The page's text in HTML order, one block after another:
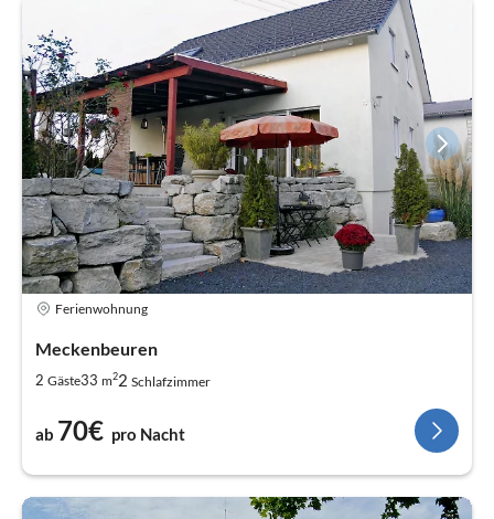
Ferienwohnung
Meckenbeuren
2 Gäste33 m22 Schlafzimmer
ab 70€ pro Nacht